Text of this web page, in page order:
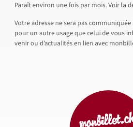
Paraît environ une fois par mois.Voir la
Votre adresse ne sera pas
pour un autre usage que celui de vous
venir ou d’actualités en lien avec